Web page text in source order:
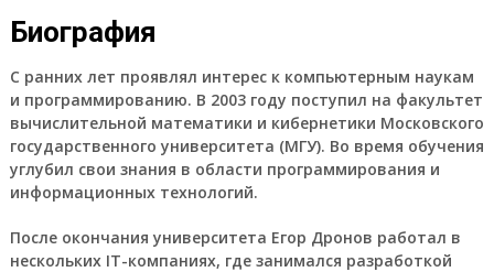
Биография
С ранних лет проявлял интерес к компьютерным наукам
и программированию. В 2003 году поступил на факультет
вычислительной математики и кибернетики Московского
государственного университета (МГУ). Во время обучения
углубил свои знания в области программирования и
информационных технологий.
После окончания университета Егор Дронов работал в
нескольких IT-компаниях, где занимался разработкой